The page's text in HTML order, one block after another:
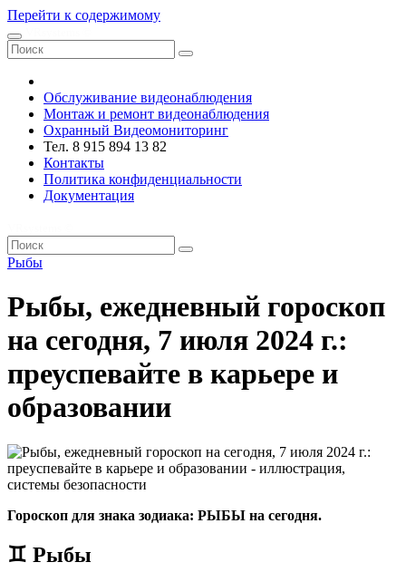
Перейти к содержимому
Обслуживание видеонаблюдения
Монтаж и ремонт видеонаблюдения
Охранный Видеомониторинг
Тел. 8 915 894 13 82
Контакты
Политика конфиденциальности
Документация
Рыбы
Рыбы, ежедневный гороскоп
на сегодня, 7 июля 2024 г.:
преуспевайте в карьере и
образовании
Гороскоп для знака зодиака: РЫБЫ на сегодня.
♊ Рыбы